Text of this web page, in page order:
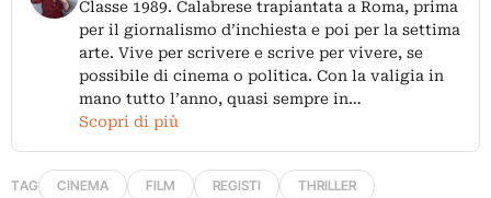
Classe 1989. Calabrese trapiantata a Roma, prima
per il giornalismo d’inchiesta e poi per la settima
arte. Vive per scrivere e scrive per vivere, se
possibile di cinema o politica. Con la valigia in
mano tutto l’anno, quasi sempre in…
Scopri di più
TAG CINEMA FILM REGISTI THRILLER